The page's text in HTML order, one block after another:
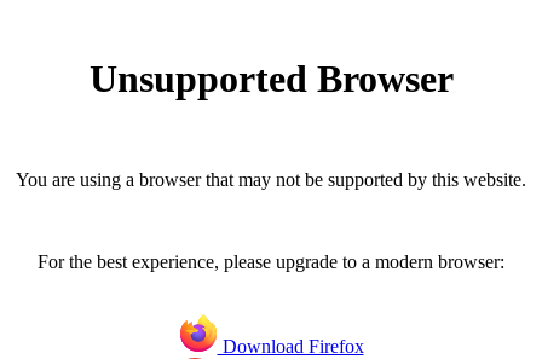
Unsupported Browser
You are using a browser that may not be supported by this website.
For the best experience, please upgrade to a modern browser:
Download Firefox